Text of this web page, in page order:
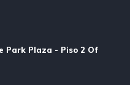
Park Plaza - Piso 2 Of